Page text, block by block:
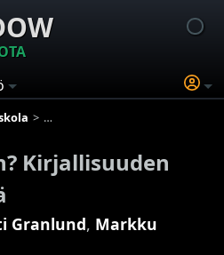
Missä mennään? Kirjallisuuden
Kirjallisuuden
Granlund, Markku